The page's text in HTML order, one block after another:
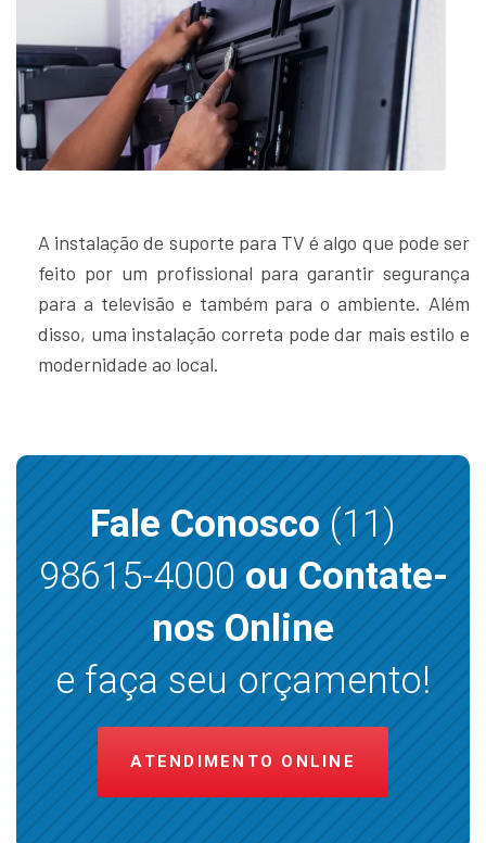
A instalação de suporte para TV é algo que pode ser
feito por um profissional para garantir segurança
para a televisão e também para o ambiente. Além
disso, uma instalação correta pode dar mais estilo e
modernidade ao local.
Fale Conosco(11)
98615-4000ou Contate-
nos Online
e faça seu orçamento!
ATENDIMENTO ONLINE